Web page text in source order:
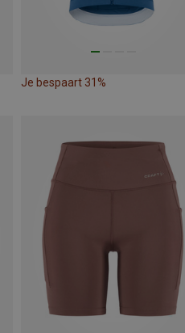
Je bespaart 31%